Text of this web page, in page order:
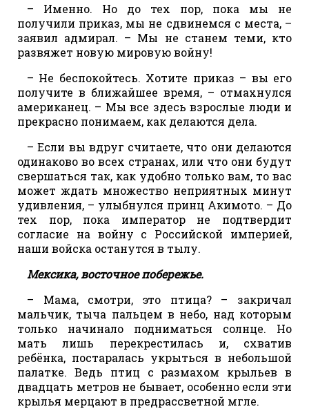
– Именно. Но до тех пор, пока мы не
получили приказ, мы не сдвинемся с места, –
заявил адмирал. – Мы не станем теми, кто
развяжет новую мировую войну!
– Не беспокойтесь. Хотите приказ – вы его
получите в ближайшее время, – отмахнулся
американец. – Мы все здесь взрослые люди и
прекрасно понимаем, как делаются дела.
– Если вы вдруг считаете, что они делаются
одинаково во всех странах, или что они будут
свершаться так, как удобно только вам, то вас
может ждать множество неприятных минут
удивления, – улыбнулся принц Акимото. – До
тех пор, пока император не подтвердит
согласие на войну с Российской империей,
наши войска останутся в тылу.
Мексика, восточное побережье.
– Мама, смотри, это птица? – закричал
мальчик, тыча пальцем в небо, над которым
только начинало подниматься солнце. Но
мать лишь перекрестилась и, схватив
ребёнка, постаралась укрыться в небольшой
палатке. Ведь птиц с размахом крыльев в
двадцать метров не бывает, особенно если эти
крылья мерцают в предрассветной мгле.